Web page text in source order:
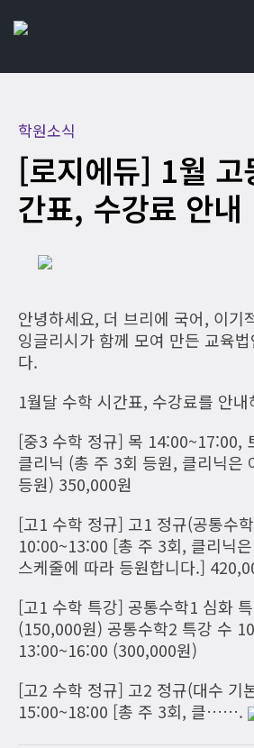
학원소식
[로지에듀] 1월 고
간표, 수강료 안내
안녕하세요, 더 브리에 국어, 이기
잉글리시가 함께 모여 만든 교육
다.
1월달 수학 시간표, 수강료를 안
[중3 수학 정규] 목 14:00~17:00,
클리닉 (총 주 3회 등원, 클리닉은
등원) 350,000원
[고1 수학 정규] 고1 정규(공통수
10:00~13:00 [총 주 3회, 클리닉
스케줄에 따라 등원합니다.]
[고1 수학 특강] 공통수학1 심화
(150,000원) 공통수학2 특강 수
13:00~16:00 (300,000원)
[고2 수학 정규] 고2 정규(대수 기
15:00~18:00 [총 주 3회, 클…….